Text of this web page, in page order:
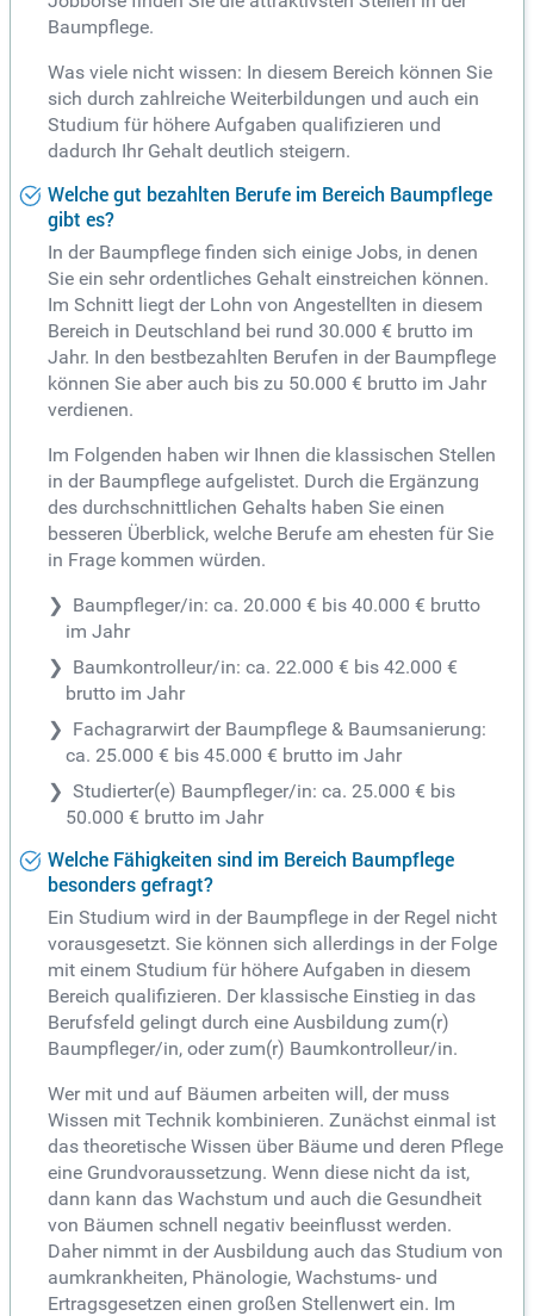
Baumpflege.
Was viele nicht wissen: In diesem Bereich können Sie
sich durch zahlreiche Weiterbildungen und auch ein
Studium für höhere Aufgaben qualifizieren und
dadurch Ihr Gehalt deutlich steigern.
Welche gut bezahlten Berufe im Bereich Baumpflege
gibt es?
In der Baumpflege finden sich einige Jobs, in denen
Sie ein sehr ordentliches Gehalt einstreichen können.
Im Schnitt liegt der Lohn von Angestellten in diesem
Bereich in Deutschland bei rund 30.000 € brutto im
Jahr. In den bestbezahlten Berufen in der Baumpflege
können Sie aber auch bis zu 50.000 € brutto im Jahr
verdienen.
Im Folgenden haben wir Ihnen die klassischen Stellen
in der Baumpflege aufgelistet. Durch die Ergänzung
des durchschnittlichen Gehalts haben Sie einen
besseren Überblick, welche Berufe am ehesten für Sie
in Frage kommen würden.
Baumpfleger/in: ca. 20.000 € bis 40.000 € brutto
im Jahr
Baumkontrolleur/in: ca. 22.000 € bis 42.000 €
brutto im Jahr
Fachagrarwirt der Baumpflege & Baumsanierung:
ca. 25.000 € bis 45.000 € brutto im Jahr
Studierter(e) Baumpfleger/in: ca. 25.000 € bis
50.000 € brutto im Jahr
Welche Fähigkeiten sind im Bereich Baumpflege
besonders gefragt?
Ein Studium wird in der Baumpflege in der Regel nicht
vorausgesetzt. Sie können sich allerdings in der Folge
mit einem Studium für höhere Aufgaben in diesem
Bereich qualifizieren. Der klassische Einstieg in das
Berufsfeld gelingt durch eine Ausbildung zum(r)
Baumpfleger/in, oder zum(r) Baumkontrolleur/in.
Wer mit und auf Bäumen arbeiten will, der muss
Wissen mit Technik kombinieren. Zunächst einmal ist
das theoretische Wissen über Bäume und deren Pflege
eine Grundvoraussetzung. Wenn diese nicht da ist,
dann kann das Wachstum und auch die Gesundheit
von Bäumen schnell negativ beeinflusst werden.
Daher nimmt in der Ausbildung auch das Studium von
aumkrankheiten, Phänologie, Wachstums- und
Ertragsgesetzen einen großen Stellenwert ein. Im